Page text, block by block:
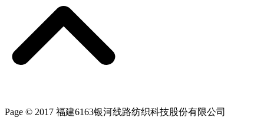
Page © 2017 福建6163银河线路纺织科技股份有限公司